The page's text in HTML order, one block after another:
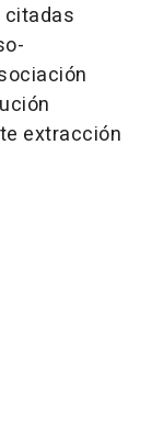
citadas
extracción